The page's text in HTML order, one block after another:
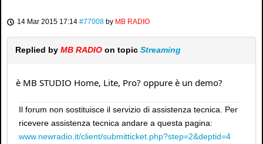
14 Mar 2015 17:14 #77008 by MB RADIO
Replied by MB RADIO on topic Streaming
è MB STUDIO Home, Lite, Pro? oppure è un demo?
Il forum non sostituisce il servizio di assistenza tecnica. Per
ricevere assistenza tecnica andare a questa pagina:
www.newradio.it/client/submitticket.php?step=2&deptid=4